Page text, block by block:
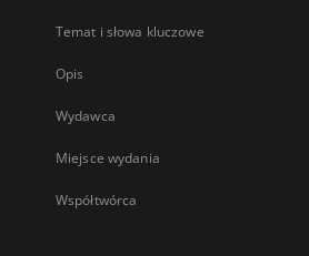
Temat i słowa kluczowe
Opis
Wydawca
Miejsce wydania
Współtwórca